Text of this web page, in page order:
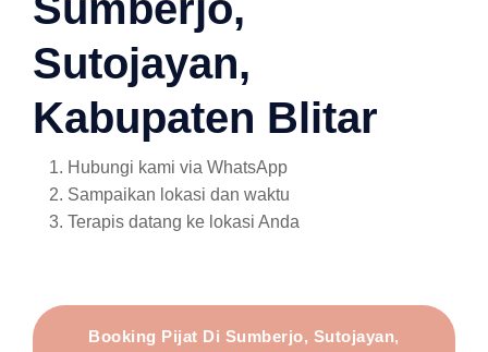
Sutojayan,
Kabupaten Blitar
Hubungi kami via WhatsApp
Sampaikan lokasi dan waktu
Terapis datang ke lokasi Anda
Booking Pijat Di Sumberjo, Sutojayan,